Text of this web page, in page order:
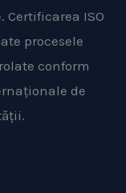
ISO
procesele
conform
de